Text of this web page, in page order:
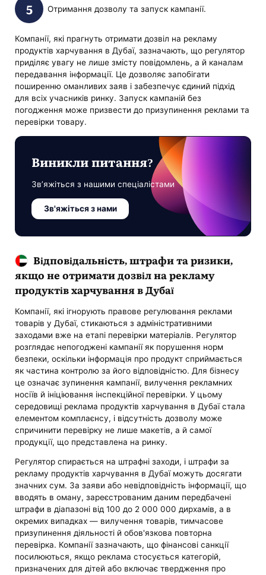
Отримання дозволу та запуск кампанії.
Компанії, які прагнуть отримати дозвіл на рекламу
продуктів харчування в Дубаї, зазначають, що регулятор
приділяє увагу не лише змісту повідомлень, а й каналам
передавання інформації. Це дозволяє запобігати
поширенню оманливих заяв і забезпечує єдиний підхід
для всіх учасників ринку. Запуск кампаній без
погодження може призвести до призупинення реклами та
перевірки товару.
Виникли питання?
Зв’яжіться з нашими спеціалістами
Зв'яжіться з нами
Відповідальність, штрафи та ризики,
якщо не отримати дозвіл на рекламу
продуктів харчування в Дубаї
Компанії, які ігнорують правове регулювання реклами
товарів у Дубаї, стикаються з адміністративними
заходами вже на етапі перевірки матеріалів. Регулятор
розглядає непогоджені кампанії як порушення норм
безпеки, оскільки інформація про продукт сприймається
як частина контролю за його відповідністю. Для бізнесу
це означає зупинення кампанії, вилучення рекламних
носіїв й ініціювання інспекційної перевірки. У цьому
середовищі реклама продуктів харчування в Дубаї стала
елементом комплаєнсу, і відсутність дозволу може
спричинити перевірку не лише макетів, а й самої
продукції, що представлена ​​на ринку.
Регулятор спирається на штрафні заходи, і штрафи за
рекламу продуктів харчування в Дубаї можуть досягати
значних сум. За заяви або невідповідність інформації, що
вводять в оману, зареєстрованим даним передбачені
штрафи в діапазоні від 100 до 2 000 000 дирхамів, а в
окремих випадках — вилучення товарів, тимчасове
призупинення діяльності й обов'язкова повторна
перевірка. Компанії зазначають, що фінансові санкції
посилюються, якщо реклама стосується категорій,
призначених для дітей або включає твердження про